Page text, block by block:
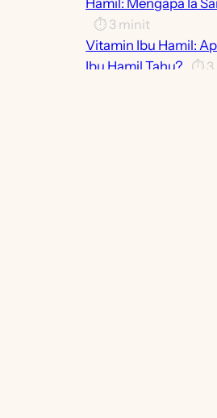
Hamil: Mengapa Ia
⏱️ 3 minit
Vitamin Ibu Hamil:
Ibu Hamil Tahu? ⏱️ 3